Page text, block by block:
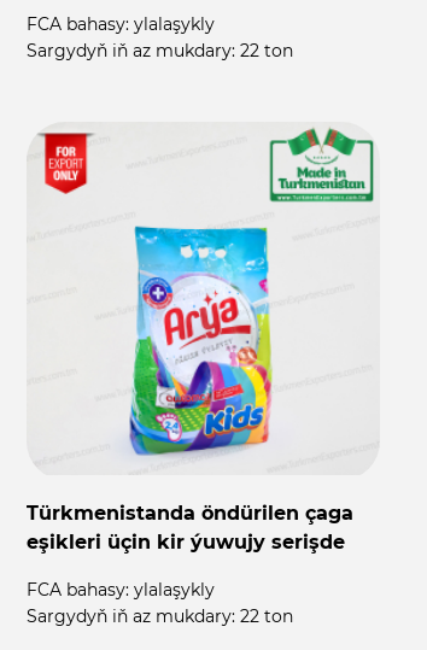
FCA bahasy: ylalaşykly
Sargydyň iň az mukdary: 22 ton
Türkmenistanda öndürilen çaga
eşikleri üçin kir ýuwujy serişde
FCA bahasy: ylalaşykly
Sargydyň iň az mukdary: 22 ton